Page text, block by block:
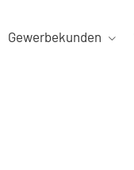
Gewerbekunden